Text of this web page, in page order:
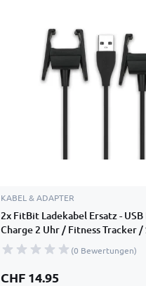
KABEL & ADAPTER
2x FitBit Ladekabel Ersatz -
Charge 2 Uhr / Fitness Tracker
0,20m Datenkabel(0 Bewertungen)
CHF 14.95